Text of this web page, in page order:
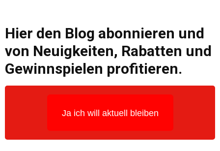
Hier den Blog abonnieren und
von Neuigkeiten, Rabatten und
Gewinnspielen profitieren.
Ja ich will aktuell bleiben